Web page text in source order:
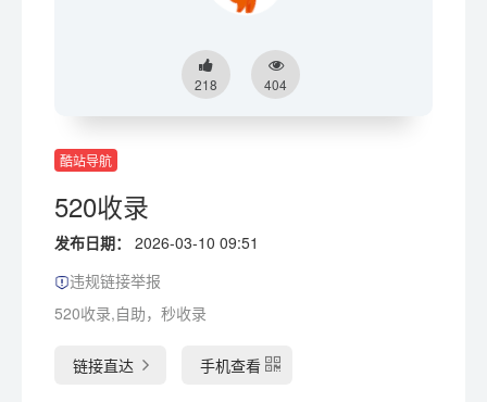
218 404
酷站导航
520收录
发布日期：
2026-03-10 09:51
违规链接举报
520收录,自助，秒收录
链接直达 手机查看